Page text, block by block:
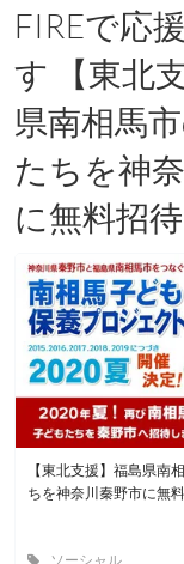
FIREで応
す 【東北
県南相馬
たちを神
に無料招